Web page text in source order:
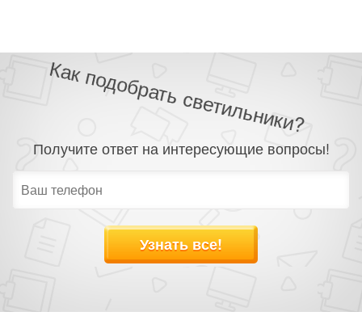
Как сэкономить при заказе потолка?
Получите ответ на интересующие вопросы!
Узнать все!